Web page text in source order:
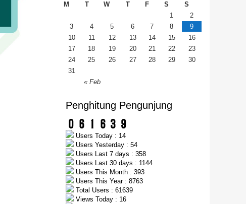
M
T W T F S S
« Feb
1
2
3
4 5 6 7 8
9
10
11 12 13 14 15
16
17
18 19 20 21 22
23
24
25 26 27 28 29
30
31
Penghitung Pengunjung
Users Today : 14
Users Yesterday : 54
Users Last 7 days : 358
Users Last 30 days : 1144
Users This Month : 393
Users This Year : 8763
Total Users : 61639
Views Today : 16